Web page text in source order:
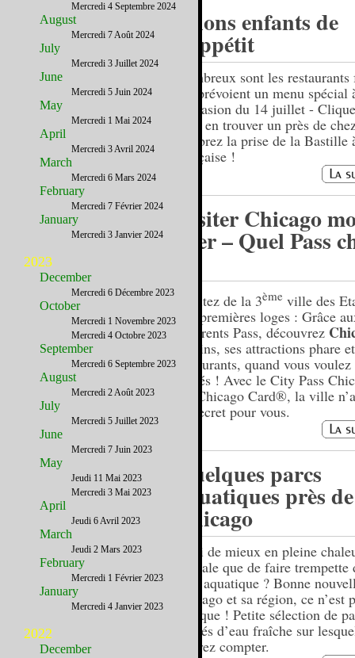
Allons enfants de
l'appétit
Nombreux sont les
qui prévoient un menu spécial
l'occasion du 14 juillet -
pour en trouver un près de
célébrez la prise de la Bastille
française !
Visiter Chicago
cher – Quel Pass
Profitez de la 3ème ville des
aux premières loges : Grâce
différents Pass, découvrez
recoins, ses attractions phare
restaurants, quand vous
cassés ! Avec le City Pass
Go Chicago Card®, la ville
de secret pour vous.
Quelques parcs
aquatiques près de
Chicago
Quoi de mieux en pleine
estivale que de faire trempette
parc aquatique ? Bonne
Chicago et sa région, ce n’est
manque ! Petite sélection de
gorgés d’eau fraîche sur
pouvez compter.
Mercredi 4 Septembre 2024
August
Mercredi 7 Août 2024
July
Mercredi 3 Juillet 2024
June
Mercredi 5 Juin 2024
May
Mercredi 1 Mai 2024
April
Mercredi 3 Avril 2024
March
Mercredi 6 Mars 2024
February
Mercredi 7 Février 2024
January
Mercredi 3 Janvier 2024
2023
December
Mercredi 6 Décembre 2023
October
Mercredi 1 Novembre 2023
Mercredi 4 Octobre 2023
September
Mercredi 6 Septembre 2023
August
Mercredi 2 Août 2023
July
Mercredi 5 Juillet 2023
June
Mercredi 7 Juin 2023
May
Jeudi 11 Mai 2023
Mercredi 3 Mai 2023
April
Jeudi 6 Avril 2023
March
Jeudi 2 Mars 2023
February
Mercredi 1 Février 2023
January
Mercredi 4 Janvier 2023
2022
December